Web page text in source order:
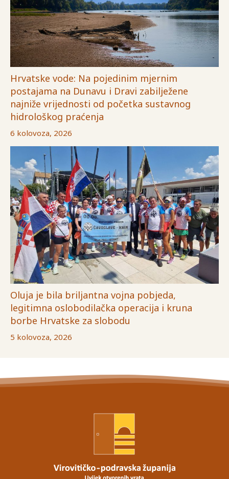
Hrvatske vode: Na pojedinim mjernim
postajama na Dunavu i Dravi zabilježene
najniže vrijednosti od početka sustavnog
hidrološkog praćenja
6 kolovoza, 2026
Oluja je bila briljantna vojna pobjeda,
legitimna oslobodilačka operacija i kruna
borbe Hrvatske za slobodu
5 kolovoza, 2026